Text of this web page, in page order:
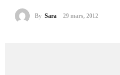
By Sara 29 mars, 2012